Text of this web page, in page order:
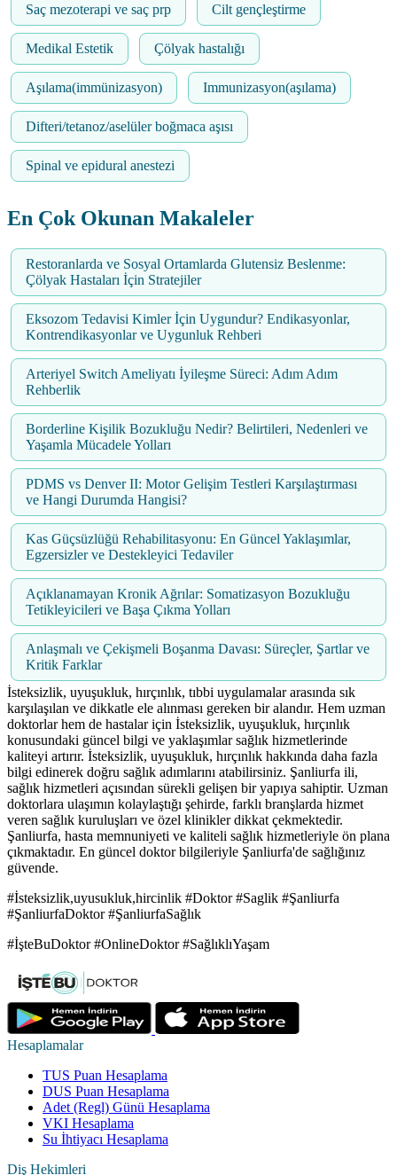
Saç mezoterapi ve saç prp Cilt gençleştirme
Medikal Estetik Çölyak hastalığı
Aşılama(immünizasyon) Immunizasyon(aşılama)
Difteri/tetanoz/aselüler boğmaca aşısı
Spinal ve epidural anestezi
En Çok Okunan Makaleler
Restoranlarda ve Sosyal Ortamlarda Glutensiz Beslenme:
Çölyak Hastaları İçin Stratejiler
Eksozom Tedavisi Kimler İçin Uygundur? Endikasyonlar,
Kontrendikasyonlar ve Uygunluk Rehberi
Arteriyel Switch Ameliyatı İyileşme Süreci: Adım Adım
Rehberlik
Borderline Kişilik Bozukluğu Nedir? Belirtileri, Nedenleri ve
Yaşamla Mücadele Yolları
PDMS vs Denver II: Motor Gelişim Testleri Karşılaştırması
ve Hangi Durumda Hangisi?
Kas Güçsüzlüğü Rehabilitasyonu: En Güncel Yaklaşımlar,
Egzersizler ve Destekleyici Tedaviler
Açıklanamayan Kronik Ağrılar: Somatizasyon Bozukluğu
Tetikleyicileri ve Başa Çıkma Yolları
Anlaşmalı ve Çekişmeli Boşanma Davası: Süreçler, Şartlar ve
Kritik Farklar
İsteksizlik, uyuşukluk, hırçınlık, tıbbi uygulamalar arasında sık
karşılaşılan ve dikkatle ele alınması gereken bir alandır. Hem uzman
doktorlar hem de hastalar için İsteksizlik, uyuşukluk, hırçınlık
konusundaki güncel bilgi ve yaklaşımlar sağlık hizmetlerinde
kaliteyi artırır. İsteksizlik, uyuşukluk, hırçınlık hakkında daha fazla
bilgi edinerek doğru sağlık adımlarını atabilirsiniz. Şanliurfa ili,
sağlık hizmetleri açısından sürekli gelişen bir yapıya sahiptir. Uzman
doktorlara ulaşımın kolaylaştığı şehirde, farklı branşlarda hizmet
veren sağlık kuruluşları ve özel klinikler dikkat çekmektedir.
Şanliurfa, hasta memnuniyeti ve kaliteli sağlık hizmetleriyle ön plana
çıkmaktadır. En güncel doktor bilgileriyle Şanliurfa'de sağlığınız
güvende.
#İsteksizlik,uyusukluk,hircinlik #Doktor #Saglik #Şanliurfa
#ŞanliurfaDoktor #ŞanliurfaSağlık
#İşteBuDoktor #OnlineDoktor #SağlıklıYaşam
Hesaplamalar
TUS Puan Hesaplama
DUS Puan Hesaplama
Adet (Regl) Günü Hesaplama
VKI Hesaplama
Su İhtiyacı Hesaplama
Diş Hekimleri